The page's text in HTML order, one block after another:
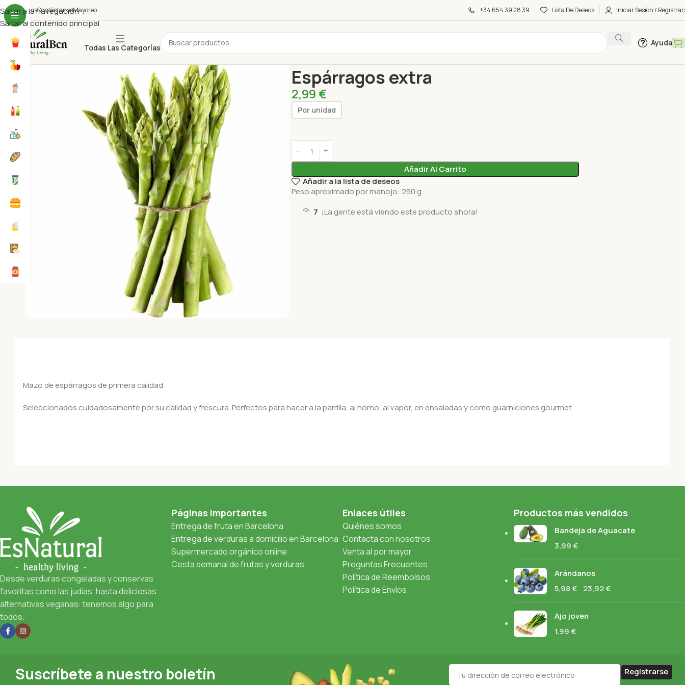
Saltar a la navegación
Saltar al contenido principal
SomosContáctanosMayoreo +34 654 39 28 39 Lista De Deseos Iniciar Sesión /
Todas Las Categorías
Ayuda
Espárragos extra
2,99 €
Por unidad
Añadir Al Carrito
Añadir a la lista de deseos
Peso aproximado por manojo: 250 g
7 ¡La gente está viendo este producto ahora!
Mazo de espárragos de primera calidad
Seleccionados cuidadosamente por su calidad y frescura. Perfectos para hacer a la parrilla, al horno, al vapor, en ensaladas y como guarniciones gourmet.
Desde verduras congeladas y conservas
favoritas como las judías, hasta deliciosas
alternativas veganas: tenemos algo para
todos.
Páginas importantes
Entrega de fruta en Barcelona
Entrega de verduras a domicilio en Barcelona
Supermercado orgánico online
Cesta semanal de frutas y verduras
Enlaces útiles
Quiénes somos
Contacta con nosotros
Venta al por mayor
Preguntas Frecuentes
Política de Reembolsos
Política de Envíos
Productos más vendidos
Bandeja de Aguacate
3,99€
Arándanos
5,98€ 23,92€
Ajo joven
1,99€
Suscríbete a nuestro boletín